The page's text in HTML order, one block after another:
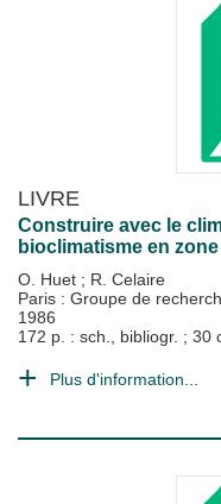
LIVRE
Construire avec le
bioclimatisme en
O. Huet ; R. Celaire
Paris : Groupe de
1986
172 p. : sch., bibliogr. ; 30
Plus d'information...